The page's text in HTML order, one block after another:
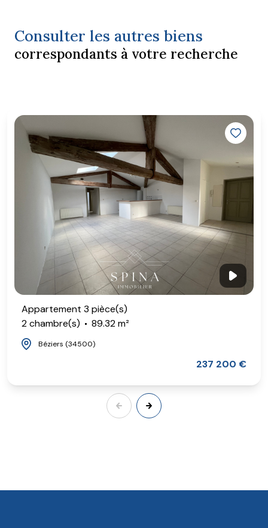
Consulter les autres biens
correspondants à votre recherche
Appartement 3 pièce(s)
2 chambre(s)
89.32 m²
Béziers (34500)
237 200 €